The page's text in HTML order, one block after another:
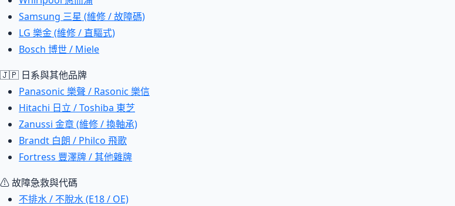
Samsung 三星 (維修 / 故障碼)
LG 樂金 (維修 / 直驅式)
Bosch 博世 / Miele
🇯🇵 日系與其他品牌
Panasonic 樂聲 / Rasonic 樂信
Hitachi 日立 / Toshiba 東芝
Zanussi 金章 (維修 / 換軸承)
Brandt 白朗 / Philco 飛歌
Fortress 豐澤牌 / 其他雜牌
⚠ 故障急救與代碼
不排水 / 不脫水 (E18 / OE)